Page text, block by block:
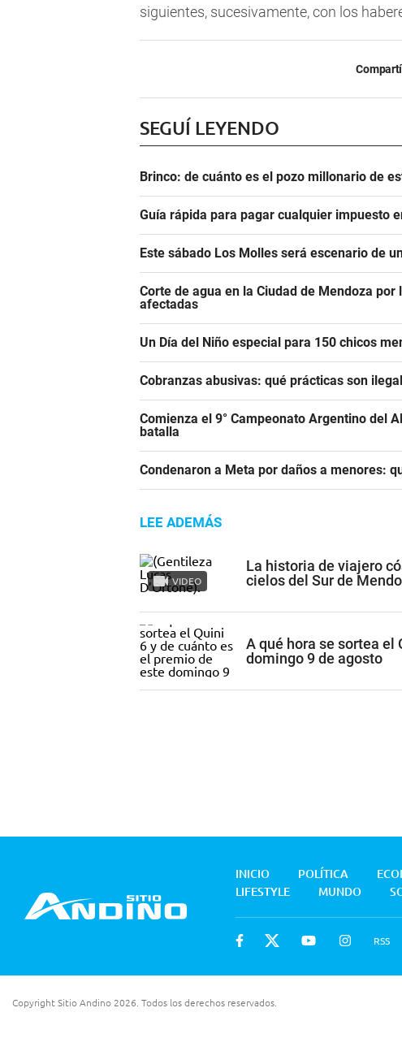
siguientes, sucesivamente, con los
SEGUÍ LEYENDO
Brinco: de cuánto es el pozo millonario de
Guía rápida para pagar cualquier impuesto
Este sábado Los Molles será escenario de
Corte de agua en la Ciudad de Mendoza
afectadas
Un Día del Niño especial para 150 chicos
Cobranzas abusivas: qué prácticas son
Comienza el 9° Campeonato Argentino del
batalla
Condenaron a Meta por daños a menores:
LEE ADEMÁS
VIDEO
La historia de viajero
cielos del Sur de
A qué hora se sortea el
domingo 9 de agosto
INICIO POLÍTICA
LIFESTYLE
MUNDO
RSS
Copyright Sitio Andino 2026. Todos los derechos reservados.